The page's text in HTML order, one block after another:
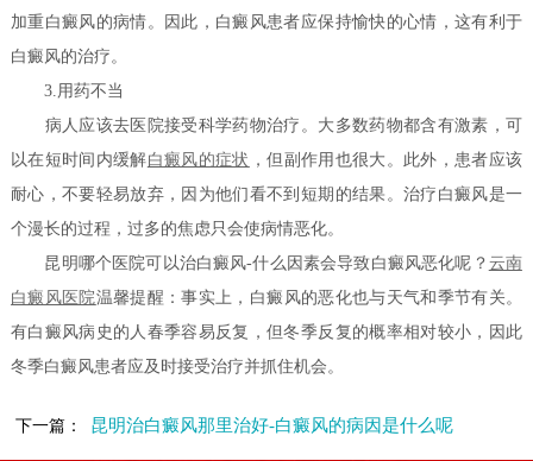
加重白癜风的病情。因此，白癜风患者应保持愉快的心情，这有利于
白癜风的治疗。
3.用药不当
病人应该去医院接受科学药物治疗。大多数药物都含有激素，可
以在短时间内缓解白癜风的症状 ，但副作用也很大。此外，患者应该
耐心，不要轻易放弃，因为他们看不到短期的结果。治疗白癜风是一
个漫长的过程，过多的焦虑只会使病情恶化。
昆明哪个医院可以治白癜风-什么因素会导致白癜风恶化呢？ 云南
白癜风医院温馨提醒：事实上，白癜风的恶化也与天气和季节有关。
有白癜风病史的人春季容易反复，但冬季反复的概率相对较小，因此
冬季白癜风患者应及时接受治疗并抓住机会。
下一篇： 昆明治白癜风那里治好-白癜风的病因是什么呢